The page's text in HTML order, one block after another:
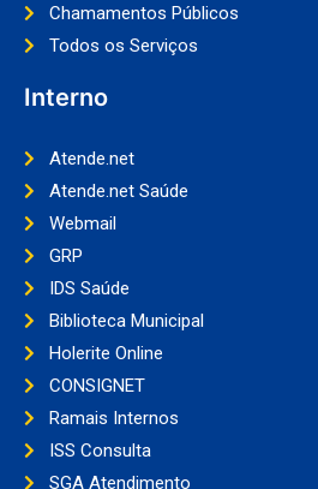
Chamamentos Públicos
Todos os Serviços
Interno
Atende.net
Atende.net Saúde
Webmail
GRP
IDS Saúde
Biblioteca Municipal
Holerite Online
CONSIGNET
Ramais Internos
ISS Consulta
SGA Atendimento